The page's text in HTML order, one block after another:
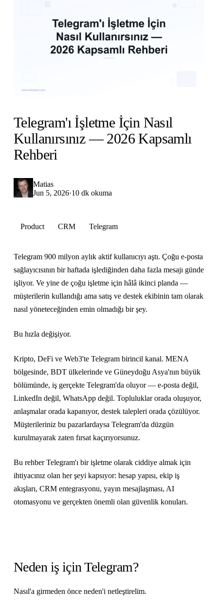
Telegram'ı İşletme İçin Nasıl
Kullanırsınız — 2026 Kapsamlı
Rehberi
Matias
Jun 5, 2026·10 dk okuma
Product CRM Telegram
Telegram 900 milyon aylık aktif kullanıcıyı aştı. Çoğu e-posta
sağlayıcısının bir haftada işlediğinden daha fazla mesajı günde
işliyor. Ve yine de çoğu işletme için hâlâ ikinci planda —
müşterilerin kullandığı ama satış ve destek ekibinin tam olarak
nasıl yöneteceğinden emin olmadığı bir şey.
Bu hızla değişiyor.
Kripto, DeFi ve Web3'te Telegram birincil kanal. MENA
bölgesinde, BDT ülkelerinde ve Güneydoğu Asya'nın büyük
bölümünde, iş gerçekte Telegram'da oluyor — e-posta değil,
LinkedIn değil, WhatsApp değil. Topluluklar orada oluşuyor,
anlaşmalar orada kapanıyor, destek talepleri orada çözülüyor.
Müşterileriniz bu pazarlardaysa Telegram'da düzgün
kurulmayarak zaten fırsat kaçırıyorsunuz.
Bu rehber Telegram'ı bir işletme olarak ciddiye almak için
ihtiyacınız olan her şeyi kapsıyor: hesap yapısı, ekip iş
akışları, CRM entegrasyonu, yayın mesajlaşması, AI
otomasyonu ve gerçekten önemli olan güvenlik konuları.
Neden iş için Telegram?
Nasıl'a girmeden önce neden'i netleştirelim.